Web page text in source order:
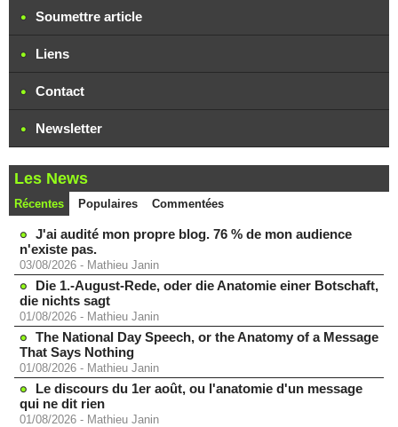
Soumettre article
Liens
Contact
Newsletter
Les News
Récentes Populaires Commentées
J'ai audité mon propre blog. 76 % de mon audience
n'existe pas.
03/08/2026 - Mathieu Janin
Die 1.-August-Rede, oder die Anatomie einer Botschaft,
die nichts sagt
01/08/2026 - Mathieu Janin
The National Day Speech, or the Anatomy of a Message
That Says Nothing
01/08/2026 - Mathieu Janin
Le discours du 1er août, ou l'anatomie d'un message
qui ne dit rien
01/08/2026 - Mathieu Janin